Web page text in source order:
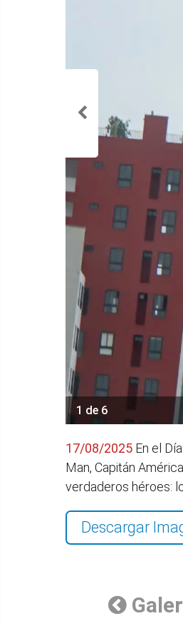
1 de 6
17/08/2025 En el
Man, Capitán
verdaderos héroes:
Descargar